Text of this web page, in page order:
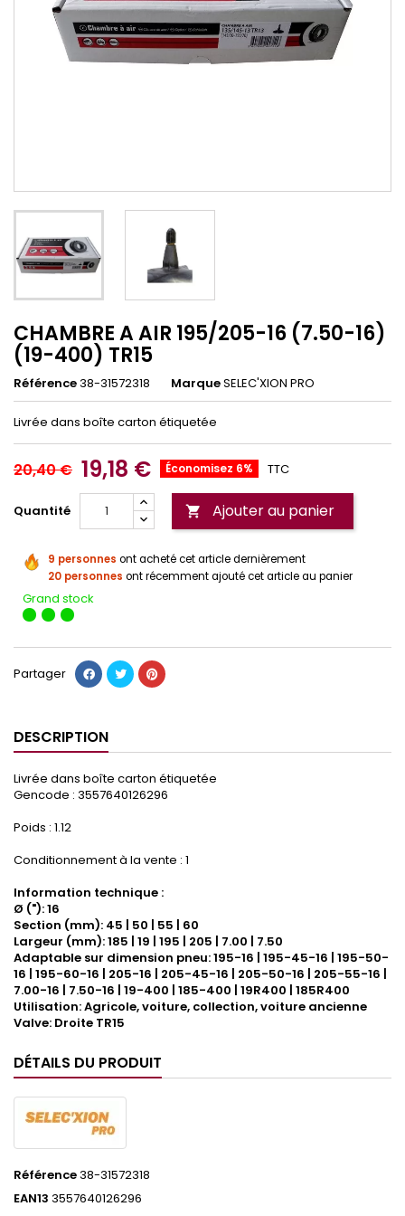
CHAMBRE A AIR 195/205-16 (7.50-16)
(19-400) TR15
Référence38-31572318 MarqueSELEC'XION PRO
Livrée dans boîte carton étiquetée
20,40 € 19,18 € Économisez 6% TTC
Quantité  Ajouter au panier
9 personnes ont acheté cet article dernièrement
20 personnes ont récemment ajouté cet article au panier
Grand stock
Partager
DESCRIPTION
Livrée dans boîte carton étiquetée
Gencode : 3557640126296
Poids : 1.12
Conditionnement à la vente : 1
Information technique :
Ø ("): 16
Section (mm): 45 | 50 | 55 | 60
Largeur (mm): 185 | 19 | 195 | 205 | 7.00 | 7.50
Adaptable sur dimension pneu: 195-16 | 195-45-16 | 195-50-
16 | 195-60-16 | 205-16 | 205-45-16 | 205-50-16 | 205-55-16 |
7.00-16 | 7.50-16 | 19-400 | 185-400 | 19R400 | 185R400
Utilisation: Agricole, voiture, collection, voiture ancienne
Valve: Droite TR15
DÉTAILS DU PRODUIT
Référence38-31572318
EAN13 3557640126296